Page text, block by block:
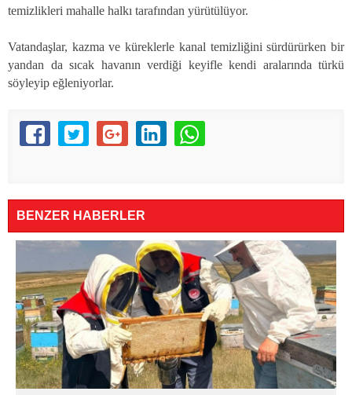
temizlikleri mahalle halkı tarafından yürütülüyor.
Vatandaşlar, kazma ve küreklerle kanal temizliğini sürdürürken bir
yandan da sıcak havanın verdiği keyifle kendi aralarında türkü
söyleyip eğleniyorlar.
BENZER HABERLER